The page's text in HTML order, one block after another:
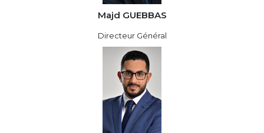
Majd GUEBBAS
Directeur Général